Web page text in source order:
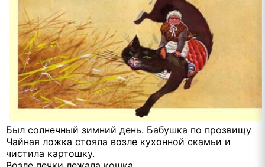
Был солнечный зимний день. Бабушка по прозвищу
Чайная ложка стояла возле кухонной скамьи и
чистила картошку.